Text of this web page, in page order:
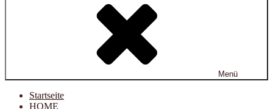
Menü
Startseite
HOME